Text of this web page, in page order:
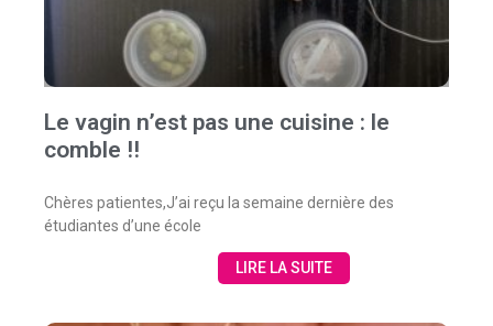
Le vagin n’est pas une cuisine : le
comble !!
Chères patientes,J’ai reçu la semaine dernière des
étudiantes d’une école
LIRE LA SUITE